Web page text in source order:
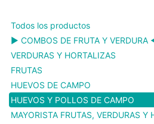
Todos los productos
▶️ COMBOS DE FRUTA Y VERDURA
VERDURAS Y HORTALIZAS
FRUTAS
HUEVOS DE CAMPO
HUEVOS Y POLLOS DE CAMPO
MAYORISTA FRUTAS, VERDURAS Y